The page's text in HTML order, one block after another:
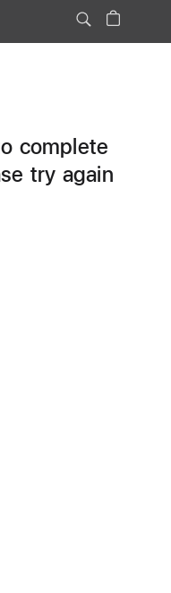
complete
try again